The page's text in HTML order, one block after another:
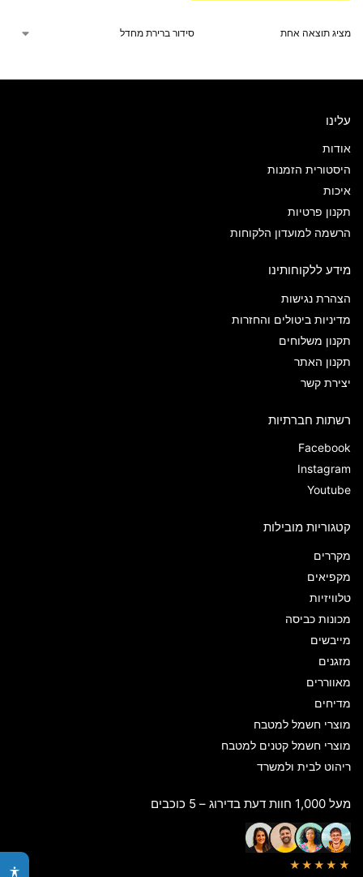
מציג תוצאה אחת
עלינו
אודות
היסטורית הזמנות
איכות
תקנון פרטיות
הרשמה למועדון הלקוחות
מידע ללקוחותינו
הצהרת נגישות
מדיניות ביטולים והחזרות
תקנון משלוחים
תקנון האתר
יצירת קשר
רשתות חברתיות
Facebook
Instagram
Youtube
קטגוריות מובילות
מקררים
מקפיאים
טלוויזיות
מכונות כביסה
מייבשים
מזגנים
מאווררים
מדיחים
מוצרי חשמל למטבח
מוצרי חשמל קטנים למטבח
ריהוט לבית ולמשרד
מעל 1,000 חוות דעת בדירוג – 5 כוכבים
★★★★★